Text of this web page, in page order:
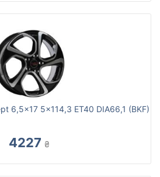
6,5x17 5x114,3 ET40 DIA66,1 (BKF)
4227 ₴